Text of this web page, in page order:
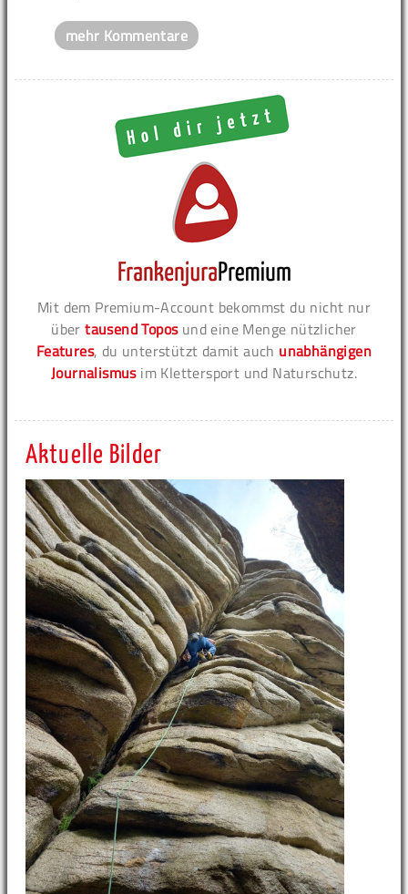
mehr Kommentare
Mit dem Premium-Account bekommst du nicht nur
übertausend Toposund eine Menge nützlicher
Features, du unterstützt damit auch unabhängigen
Journalismusim Klettersport und Naturschutz.
Aktuelle Bilder